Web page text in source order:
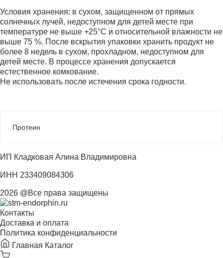
Условия хранения: в сухом, защищенном от прямых
солнечных лучей, недоступном для детей месте при
температуре не выше +25°С и относительной влажности не
выше 75 %. После вскрытия упаковки хранить продукт не
более 8 недель в сухом, прохладном, недоступном для
детей месте. В процессе хранения допускается
естественное комкование.
Не использовать после истечения срока годности.
Протеин
ИП Кладковая Алина Владимировна
ИНН 233409084306
2026 @Все права защищены
Контакты
Доставка и оплата
Политика конфиденциальности
Главная Каталог